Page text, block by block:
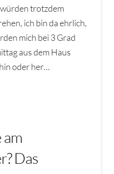
trotzdem
ich bin da ehrlich,
mich bei 3 Grad
aus dem Haus
oder her…
am
Das